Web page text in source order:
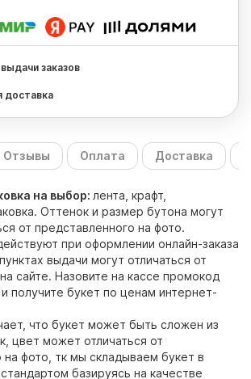
заказов
доставка
Отзывы Оплата Доставка
на выбор: лента, крафт,
Оттенок и размер бутона могут
от представленного на фото.
при оформлении онлайн-заказа
выдачи могут отличаться от
сайте. Назовите на кассе промокод
получите букет по ценам интернет-
что букет может быть сложен из
цвет может отличаться от
на фото, тк мы складываем букет в
базируясь на качестве